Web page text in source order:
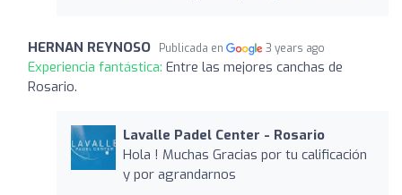
HERNAN REYNOSO Publicada en 3 years ago
Experiencia fantástica: Entre las mejores canchas de
Rosario.
Lavalle Padel Center - Rosario
Hola ! Muchas Gracias por tu calificación
y por agrandarnos